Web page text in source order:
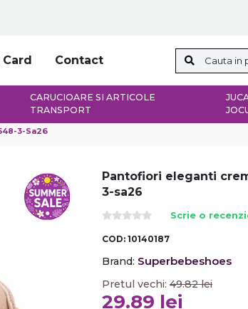
Contact
CARUCIOARE SI ARTICOLE
TRANSPORT
3-Sa26
Pantofiori eleganti
3-sa26
Scrie o
COD: 10140187
Brand: Superbebeshoes
Pretul vechi: 49.82 lei
29.89 lei